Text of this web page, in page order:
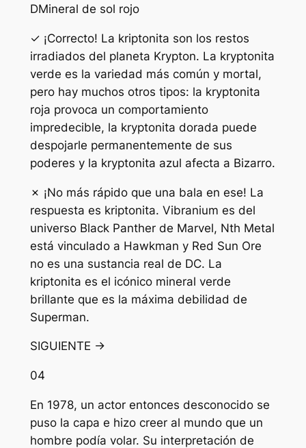
DMineral de sol rojo
✓ ¡Correcto! La kriptonita son los restos
irradiados del planeta Krypton. La kryptonita
verde es la variedad más común y mortal,
pero hay muchos otros tipos: la kryptonita
roja provoca un comportamiento
impredecible, la kryptonita dorada puede
despojarle permanentemente de sus
poderes y la kryptonita azul afecta a Bizarro.
✗ ¡No más rápido que una bala en ese! La
respuesta es kriptonita. Vibranium es del
universo Black Panther de Marvel, Nth Metal
está vinculado a Hawkman y Red Sun Ore
no es una sustancia real de DC. La
kriptonita es el icónico mineral verde
brillante que es la máxima debilidad de
Superman.
SIGUIENTE →
04
En 1978, un actor entonces desconocido se
puso la capa e hizo creer al mundo que un
hombre podía volar. Su interpretación de